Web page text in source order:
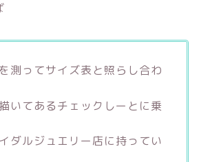
測ってサイズ表と照らし合わ
いてあるチェックしーとに乗
ダルジュエリー店に持ってい